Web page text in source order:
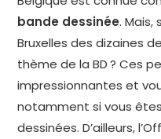
bande dessinée. Mais,
Bruxelles des dizaines
thème de la BD ? Ces
impressionnantes et
notamment si vous
dessinées. D’ailleurs,